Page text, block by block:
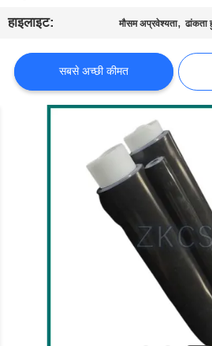
हमसे
संपर्क
करें
हाइलाइट: मौसम अप्रवेश्यता,
सबसे अच्छी कीमत